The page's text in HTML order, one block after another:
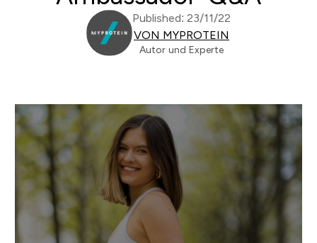
Published: 23/11/22
VON MYPROTEIN
Autor und Experte